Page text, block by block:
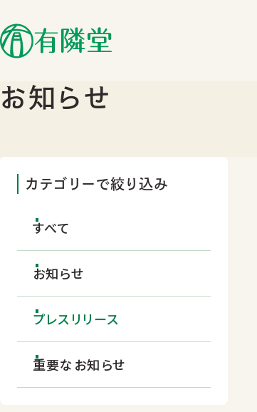
お知らせ
カテゴリーで絞り込み
すべて
お知らせ
プレスリリース
重要なお知らせ